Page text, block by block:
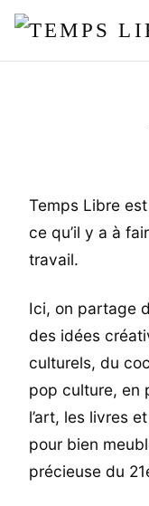
Temps Libre
ce qu’il y a à
travail.
Ici, on partage
des idées
culturels, du
pop culture, en
l’art, les livres
pour bien
précieuse du